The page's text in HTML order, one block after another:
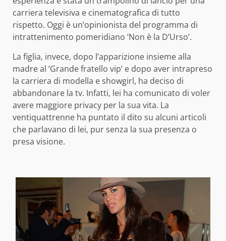
carriera televisiva e cinematografica di tutto
rispetto. Oggi è un’opinionista del programma di
intrattenimento pomeridiano ‘Non è la D’Urso’.
La figlia, invece, dopo l’apparizione insieme alla
madre al ‘Grande fratello vip’ e dopo aver intrapreso
la carriera di modella e showgirl, ha deciso di
abbandonare la tv. Infatti, lei ha comunicato di voler
avere maggiore privacy per la sua vita. La
ventiquattrenne ha puntato il dito su alcuni articoli
che parlavano di lei, pur senza la sua presenza o
presa visione.